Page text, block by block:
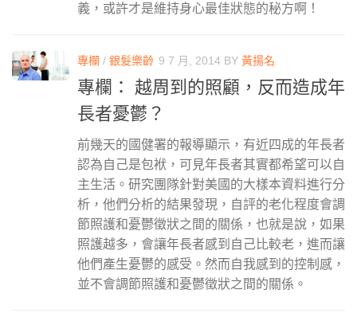
義，或許才是維持身心最佳狀態的秘方啊！
專欄 / 銀髮樂齡 9 7 月, 2014 BY 黃揚名
專欄： 越周到的照顧，反而造成年
長者憂鬱？
前幾天的國健署的報導顯示，有近四成的年長者
認為自己是包袱，可見年長者其實都希望可以自
主生活。研究團隊針對美國的大樣本資料進行分
析，他們分析的結果發現，自評的老化程度會調
節照護和憂鬱徵狀之間的關係，也就是說，如果
照護越多，會讓年長者感到自己比較老，進而讓
他們產生憂鬱的感受。然而自我感到的控制感，
並不會調節照護和憂鬱徵狀之間的關係。